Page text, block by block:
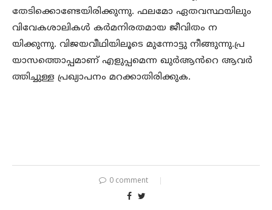
തേടിക്കൊണ്ടേയിരിക്കുന്നു. ഫലമോ ഏതവസ്ഥയിലും
വിവേകശാലികൾ കർമനിരതമായ ജീവിതം ന
യിക്കുന്നു. വിജയവീഥിയിലൂടെ മുന്നോട്ടു നീങ്ങുന്നു.പ്ര
യാസത്തൊപ്പമാണ് എളുപ്പമെന്ന ഖുർആൻറെ ആവർ
ത്തിച്ചുള്ള പ്രഖ്യാപനം മറക്കാതിരിക്കുക.
0 comment